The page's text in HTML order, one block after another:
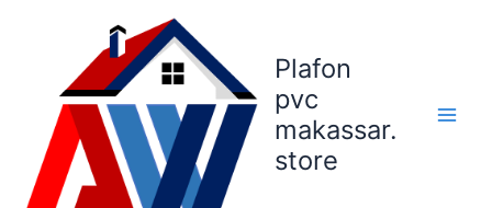
Plafon
pvc
makassar.
store